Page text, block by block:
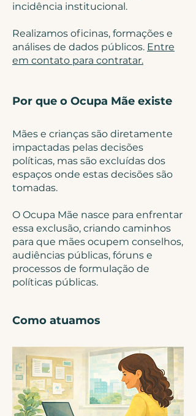
incidência institucional.
Realizamos oficinas, formações e
análises de dados públicos. Entre
em contato para contratar.
Por que o Ocupa Mãe existe
Mães e crianças são diretamente
impactadas pelas decisões
políticas, mas são excluídas dos
espaços onde estas decisões são
tomadas.
O Ocupa Mãe nasce para enfrentar
essa exclusão, criando caminhos
para que mães ocupem conselhos,
audiências públicas, fóruns e
processos de formulação de
políticas públicas.
Como atuamos